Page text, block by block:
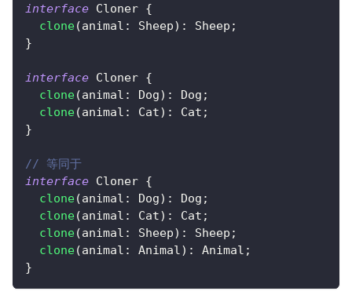
interface Cloner {
clone(animal : Sheep) : Sheep ;
}
interface Cloner {
clone(animal : Dog) : Dog ;
clone(animal : Cat) : Cat ;
}
// 等同于
interface Cloner {
clone(animal : Dog) : Dog ;
clone(animal : Cat) : Cat ;
clone(animal : Sheep) : Sheep ;
clone(animal : Animal) : Animal ;
}